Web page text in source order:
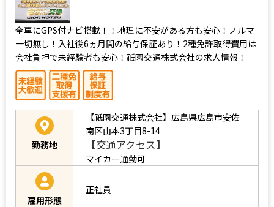
全車にGPS付ナビ搭載！！地理に不安がある方も安心！ノルマ
一切無し！入社後6ヵ月間の給与保証あり！2種免許取得費用は
会社負担で未経験者も安心！祇園交通株式会社の求人情報！
勤務地
【祇園交通株式会社】広島県広島市安佐
南区山本3丁目8-14
【交通アクセス】
マイカー通勤可
雇用形態
正社員